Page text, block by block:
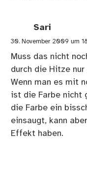
Sari
30. November 2009 um
Muss das nicht
durch die Hitze nur
Wenn man es mit
ist die Farbe nicht
die Farbe ein
einsaugt, kann
Effekt haben.